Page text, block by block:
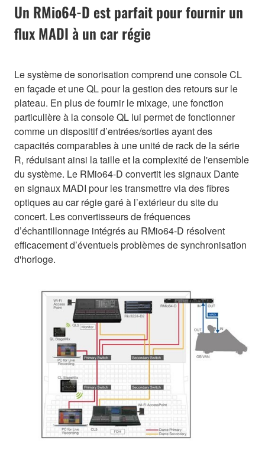
Un RMio64-D est parfait pour fournir un
flux MADI à un car régie
Le système de sonorisation comprend une console CL
en façade et une QL pour la gestion des retours sur le
plateau. En plus de fournir le mixage, une fonction
particulière à la console QL lui permet de fonctionner
comme un dispositif d’entrées/sorties ayant des
capacités comparables à une unité de rack de la série
R, réduisant ainsi la taille et la complexité de l'ensemble
du système. Le RMio64-D convertit les signaux Dante
en signaux MADI pour les transmettre via des fibres
optiques au car régie garé à l’extérieur du site du
concert. Les convertisseurs de fréquences
d’échantillonnage intégrés au RMio64-D résolvent
efficacement d’éventuels problèmes de synchronisation
d'horloge.